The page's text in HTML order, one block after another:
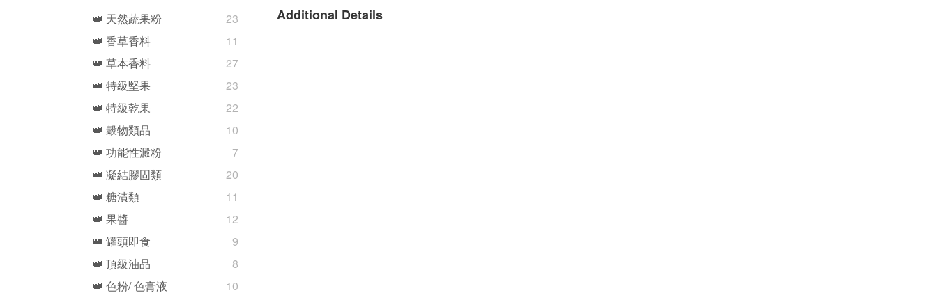
👑 天然蔬果粉
23
👑 香草香料
11
👑 草本香料
27
👑 特級堅果
23
👑 特級乾果
22
👑 穀物類品
10
👑 功能性澱粉
7
👑 凝結膠固類
20
👑 糖漬類
11
👑 果醬
12
👑 罐頭即食
9
👑 頂級油品
8
👑 色粉/ 色膏液
10
Additional Details